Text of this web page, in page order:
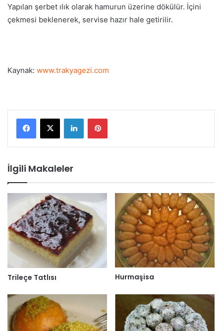
Yapılan şerbet ılık olarak hamurun üzerine dökülür. İçini
çekmesi beklenerek, servise hazır hale getirilir.
Kaynak: www.trakyagezi.com
İlgili Makaleler
Trileçe Tatlısı Hurmaşisa